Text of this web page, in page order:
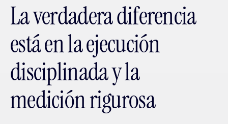
La verdadera diferencia
está en la ejecución
disciplinada y la
medición rigurosa